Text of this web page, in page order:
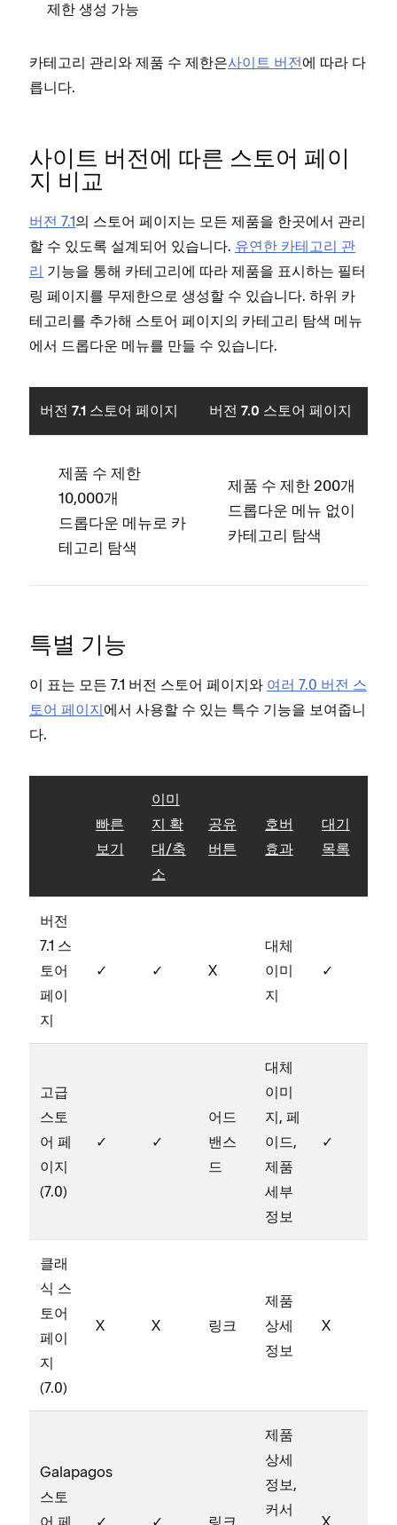
제한 생성 가능
카테고리 관리와 제품 수 제한은사이트 버전에 따라 다
릅니다.
사이트 버전에 따른 스토어 페이
지 비교
버전 7.1의 스토어 페이지는 모든 제품을 한곳에서 관리
할 수 있도록 설계되어 있습니다. 유연한 카테고리 관
리 기능을 통해 카테고리에 따라 제품을 표시하는 필터
링 페이지를 무제한으로 생성할 수 있습니다. 하위 카
테고리를 추가해 스토어 페이지의 카테고리 탐색 메뉴
에서 드롭다운 메뉴를 만들 수 있습니다.
버전 7.1 스토어 페이지 버전 7.0 스토어 페이지
제품 수 제한
10,000개
드롭다운 메뉴로 카
테고리 탐색
제품 수 제한 200개
드롭다운 메뉴 없이
카테고리 탐색
특별 기능
이 표는 모든 7.1 버전 스토어 페이지와 여러 7.0 버전 스
토어 페이지에서 사용할 수 있는 특수 기능을 보여줍니
다.
빠른
보기
이미
지 확
대/축
소
공유
버튼
호버
효과
대기
목록
버전
7.1 스
토어
페이
지
✓ ✓ X
대체
이미
지
✓
고급
스토
어 페
이지
(7.0)
✓ ✓
어드
밴스
드
대체
이미
지, 페
이드,
제품
세부
정보
✓
클래
식 스
토어
페이
지
(7.0)
X X 링크
제품
상세
정보
X
Galapagos
스토
어 페
✓ ✓ 링크
제품
상세
정보,
커서
X